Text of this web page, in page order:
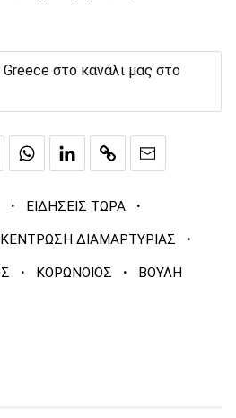
στο κανάλι μας στο
· ΕΙΔΗΣΕΙΣ ΤΩΡΑ ·
ΔΙΑΜΑΡΤΥΡΙΑΣ ·
· ΚΟΡΩΝΟΪΟΣ · ΒΟΥΛΗ